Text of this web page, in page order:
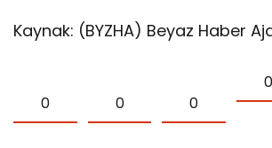
Kaynak: (BYZHA) Beyaz Haber
0 0 0
0